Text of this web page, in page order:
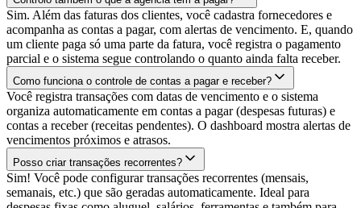
Sim. Além das faturas dos clientes, você cadastra fornecedores e
acompanha as contas a pagar, com alertas de vencimento. E, quando
um cliente paga só uma parte da fatura, você registra o pagamento
parcial e o sistema segue controlando o quanto ainda falta receber.
Como funciona o controle de contas a pagar e receber?
Você registra transações com datas de vencimento e o sistema
organiza automaticamente em contas a pagar (despesas futuras) e
contas a receber (receitas pendentes). O dashboard mostra alertas de
vencimentos próximos e atrasos.
Posso criar transações recorrentes?
Sim! Você pode configurar transações recorrentes (mensais,
semanais, etc.) que são geradas automaticamente. Ideal para